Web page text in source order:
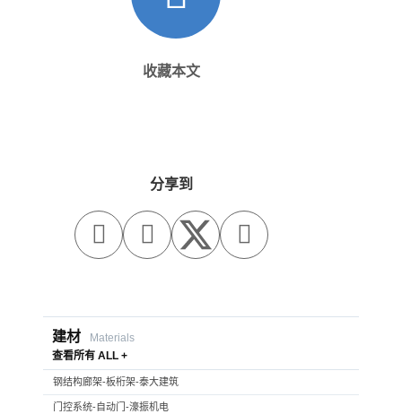
收藏本文
分享到
  
建材
Materials
查看所有 ALL +
钢结构廊架-板桁架-泰大建筑
门控系统-自动门-濠振机电